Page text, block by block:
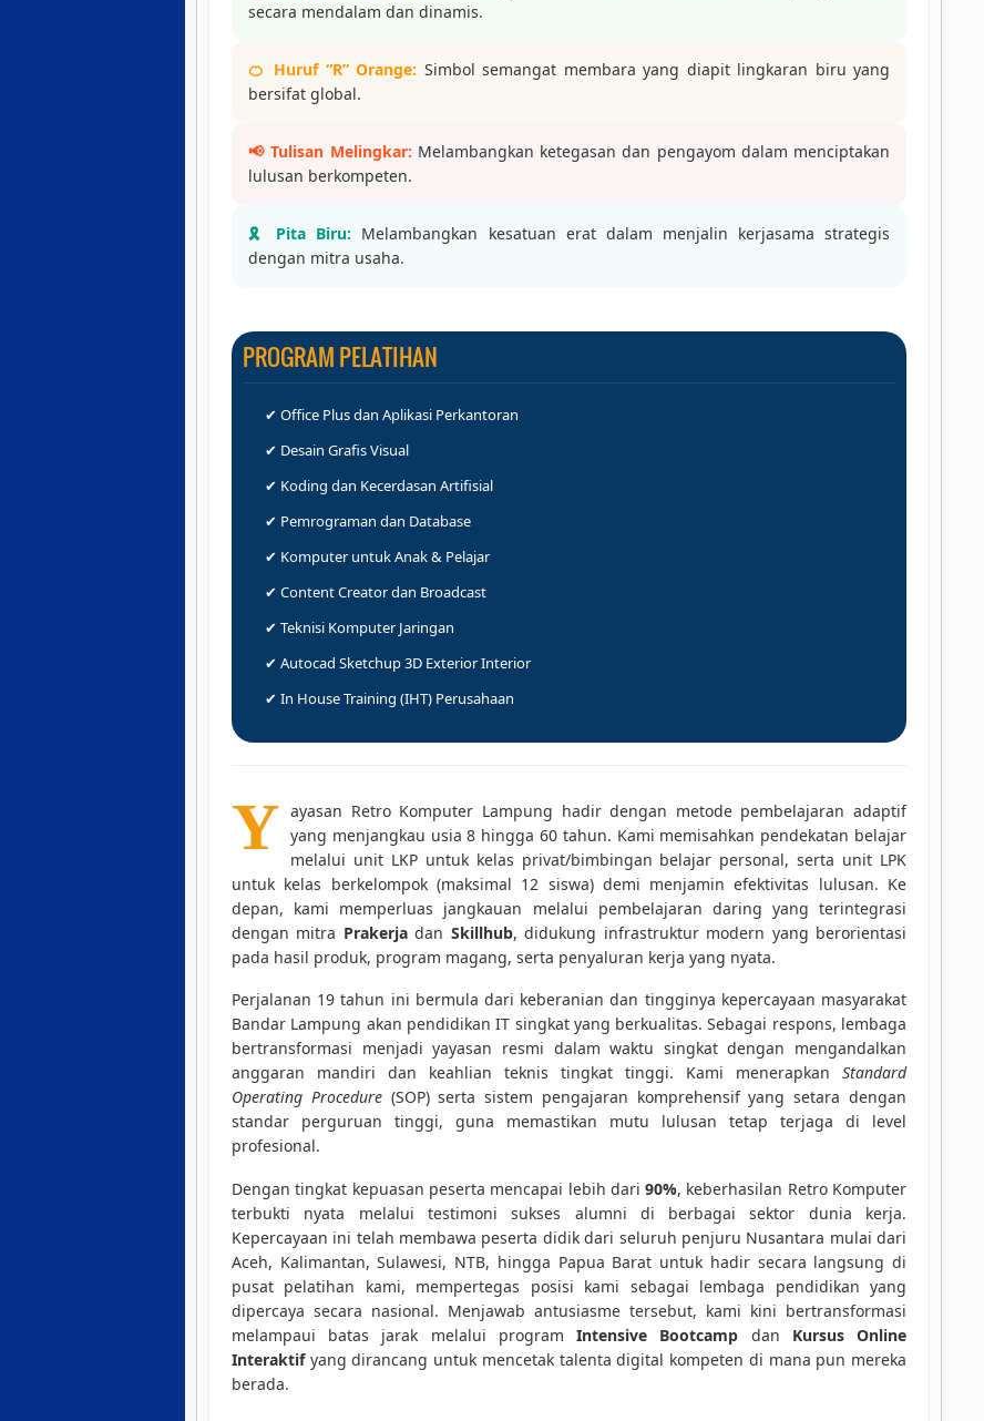
secara mendalam dan dinamis.
🍊 Huruf “R” Orange: Simbol semangat membara yang diapit lingkaran biru yang
bersifat global.
📢 Tulisan Melingkar: Melambangkan ketegasan dan pengayom dalam menciptakan
lulusan berkompeten.
🎗️ Pita Biru: Melambangkan kesatuan erat dalam menjalin kerjasama strategis
dengan mitra usaha.
PROGRAM PELATIHAN
✔ Office Plus dan Aplikasi Perkantoran
✔ Desain Grafis Visual
✔ Koding dan Kecerdasan Artifisial
✔ Pemrograman dan Database
✔ Komputer untuk Anak & Pelajar
✔ Content Creator dan Broadcast
✔ Teknisi Komputer Jaringan
✔ Autocad Sketchup 3D Exterior Interior
✔ In House Training (IHT) Perusahaan
Y ayasan Retro Komputer Lampung hadir dengan metode pembelajaran adaptif
yang menjangkau usia 8 hingga 60 tahun. Kami memisahkan pendekatan belajar
melalui unit LKP untuk kelas privat/bimbingan belajar personal, serta unit LPK
untuk kelas berkelompok (maksimal 12 siswa) demi menjamin efektivitas lulusan. Ke
depan, kami memperluas jangkauan melalui pembelajaran daring yang terintegrasi
dengan mitra Prakerjadan Skillhub, didukung infrastruktur modern yang berorientasi
pada hasil produk, program magang, serta penyaluran kerja yang nyata.
Perjalanan 19 tahun ini bermula dari keberanian dan tingginya kepercayaan masyarakat
Bandar Lampung akan pendidikan IT singkat yang berkualitas. Sebagai respons, lembaga
bertransformasi menjadi yayasan resmi dalam waktu singkat dengan mengandalkan
anggaran mandiri dan keahlian teknis tingkat tinggi. Kami menerapkan Standard
Operating Procedure(SOP) serta sistem pengajaran komprehensif yang setara dengan
standar perguruan tinggi, guna memastikan mutu lulusan tetap terjaga di level
profesional.
Dengan tingkat kepuasan peserta mencapai lebih dari90%, keberhasilan Retro Komputer
terbukti nyata melalui testimoni sukses alumni di berbagai sektor dunia kerja.
Kepercayaan ini telah membawa peserta didik dari seluruh penjuru Nusantara mulai dari
Aceh, Kalimantan, Sulawesi, NTB, hingga Papua Barat untuk hadir secara langsung di
pusat pelatihan kami, mempertegas posisi kami sebagai lembaga pendidikan yang
dipercaya secara nasional. Menjawab antusiasme tersebut, kami kini bertransformasi
melampaui batas jarak melalui programIntensive Bootcamp dan Kursus Online
Interaktifyang dirancang untuk mencetak talenta digital kompeten di mana pun mereka
berada.